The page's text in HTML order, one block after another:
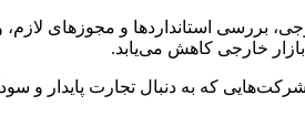
بررسی استانداردها و مجوزهای
خارجی کاهش می‌یابد.
که به دنبال تجارت پایدار و